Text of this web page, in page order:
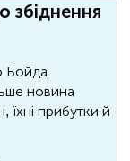
збіднення
Бойда
новина
їхні прибутки й